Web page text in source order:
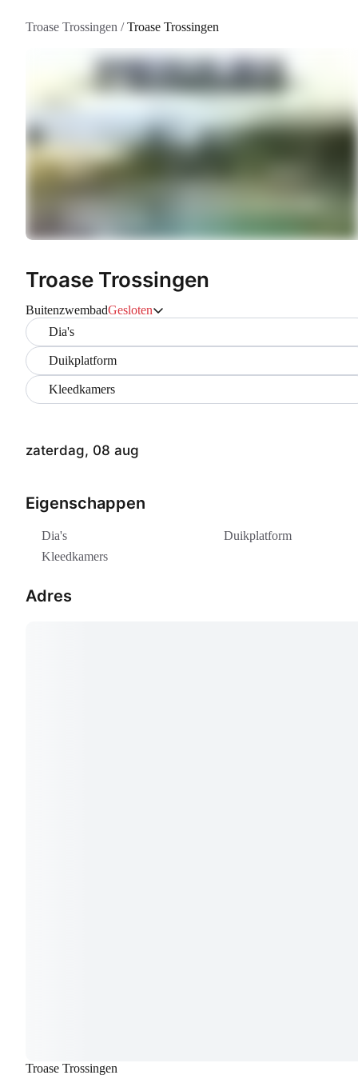
Troase Trossingen /Troase Trossingen
Troase Trossingen
BuitenzwembadGesloten
Dia's
Duikplatform
Kleedkamers
zaterdag, 08 aug
Eigenschappen
Dia's
Duikplatform
Kleedkamers
Adres
Troase Trossingen